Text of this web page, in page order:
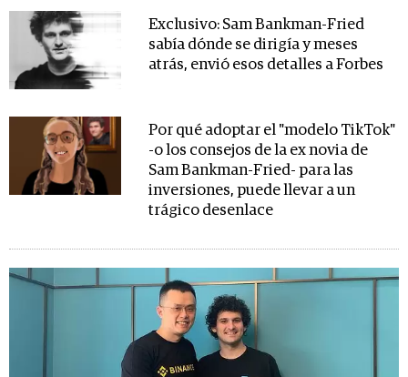
Exclusivo: Sam Bankman-Fried
sabía dónde se dirigía y meses
atrás, envió esos detalles a Forbes
Por qué adoptar el "modelo TikTok"
-o los consejos de la ex novia de
Sam Bankman-Fried- para las
inversiones, puede llevar a un
trágico desenlace